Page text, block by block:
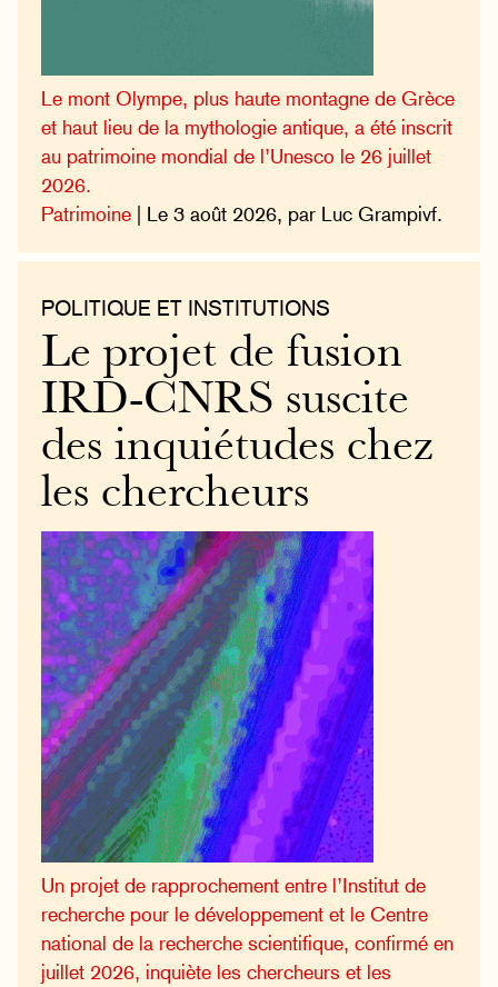
Le mont Olympe, plus haute montagne de Grèce
et haut lieu de la mythologie antique, a été inscrit
au patrimoine mondial de l’Unesco le 26 juillet
2026.
Patrimoine | Le 3 août 2026, par Luc Grampivf.
POLITIQUE ET INSTITUTIONS
Le projet de fusion
IRD-CNRS suscite
des inquiétudes chez
les chercheurs
Un projet de rapprochement entre l’Institut de
recherche pour le développement et le Centre
national de la recherche scientifique, confirmé en
juillet 2026, inquiète les chercheurs et les